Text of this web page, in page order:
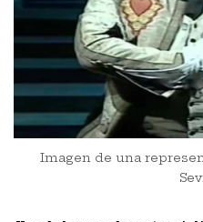
Imagen de una